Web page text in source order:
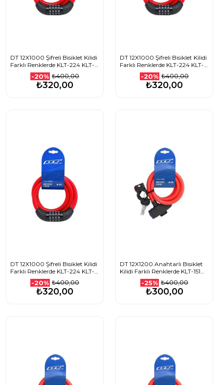
DT 12X1000 Şifreli Bisiklet Kilidi
Farklı Renklerde KLT-224 KLT-
225 KLT-226 KLT-227
1507501111_KIRMIZI
-20% ₺400,00
₺320,00
DT 12X1000 Şifreli Bisiklet Kilidi
Farklı Renklerde KLT-224 KLT-
225 KLT-226 KLT-227
1507501111_MAVİ
-20% ₺400,00
₺320,00
DT 12X1000 Şifreli Bisiklet Kilidi
Farklı Renklerde KLT-224 KLT-
225 KLT-226 KLT-227
1507501111_YEŞİL
-20% ₺400,00
₺320,00
DT 12X1200 Anahtarlı Bisiklet
Kilidi Farklı Renklerde KLT-151
KLT-152 KLT-153 KLT-154 KLT-155
1507501110_MAVİ
-25% ₺400,00
₺300,00